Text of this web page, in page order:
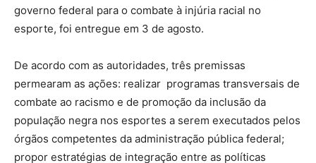
governo federal para o combate à injúria racial no
esporte, foi entregue em 3 de agosto.
De acordo com as autoridades, três premissas
permearam as ações: realizar programas transversais de
combate ao racismo e de promoção da inclusão da
população negra nos esportes a serem executados pelos
órgãos competentes da administração pública federal;
propor estratégias de integração entre as políticas